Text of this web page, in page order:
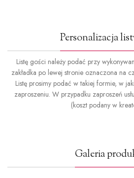
Personalizacja
Listę gości należy podać przy
zakładka po lewej stronie oznaczona na
Listę prosimy podać w takiej formie, w
zaproszeniu. W przypadku zaproszeń
(koszt podany w
Galeria